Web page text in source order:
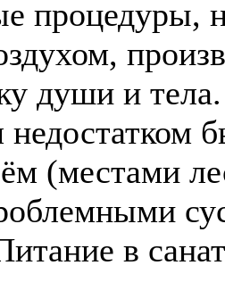
процедуры,
души и
(местами
в